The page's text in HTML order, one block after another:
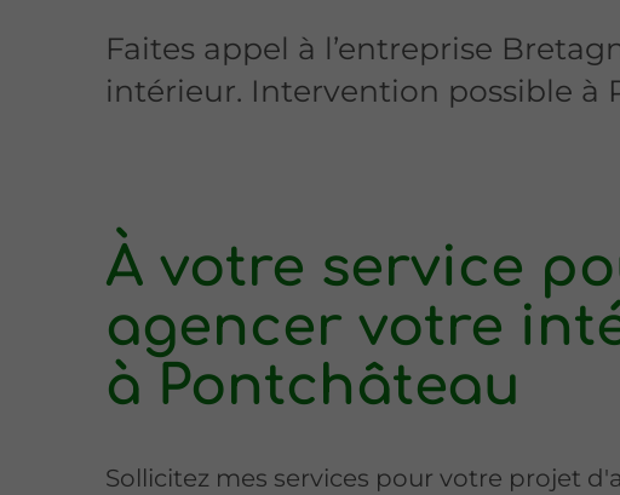
Faites appel à l’entreprise
intérieur. Intervention possible à
À votre service
agencer votre
à Pontchâteau
Sollicitez mes services pour votre projet